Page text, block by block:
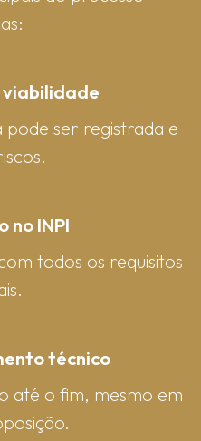
viabilidade
pode ser registrada e
no INPI
todos os requisitos
técnico
até o fim, mesmo em